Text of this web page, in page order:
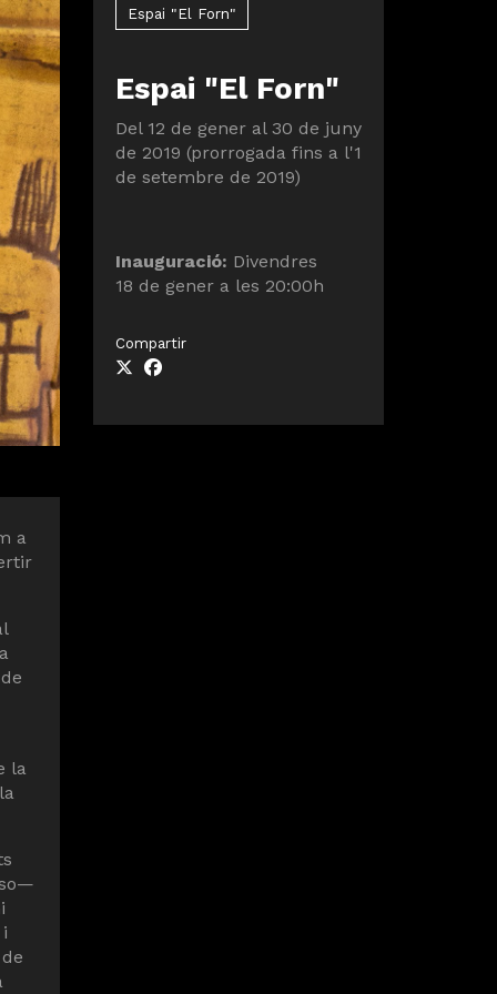
Espai "El Forn"
Espai "El Forn"
Del 12 de gener al 30 de juny
de 2019 (prorrogada fins a l'1
de setembre de 2019)
Inauguració: Divendres
18 de gener a les 20:00h
Compartir
a
la